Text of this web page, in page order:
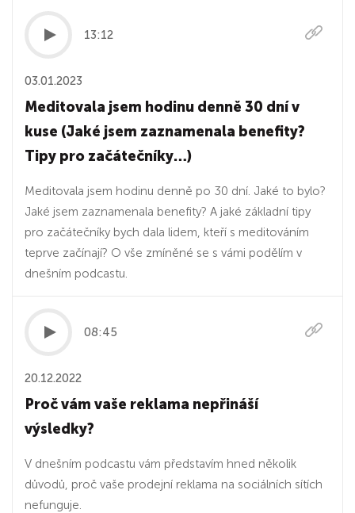
13:12
03.01.2023
Meditovala jsem hodinu denně 30 dní v
kuse (Jaké jsem zaznamenala benefity?
Tipy pro začátečníky…)
Meditovala jsem hodinu denně po 30 dní. Jaké to bylo?
Jaké jsem zaznamenala benefity? A jaké základní tipy
pro začátečníky bych dala lidem, kteří s meditováním
teprve začínají? O vše zmíněné se s vámi podělím v
dnešním podcastu.
08:45
20.12.2022
Proč vám vaše reklama nepřináší
výsledky?
V dnešním podcastu vám představím hned několik
důvodů, proč vaše prodejní reklama na sociálních sítích
nefunguje.